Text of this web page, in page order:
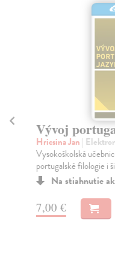
Vývoj
Hricsina Jan |
Vysokoškolská
portugalské filologie i
Na stiahnutie
7,00 €